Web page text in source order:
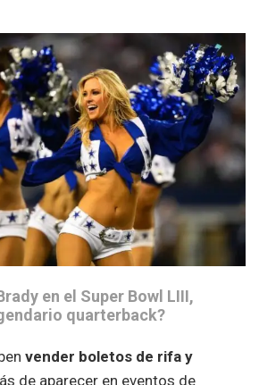
en el Super Bowl LIII,
quarterback?
vender boletos de rifa y
de aparecer en eventos de